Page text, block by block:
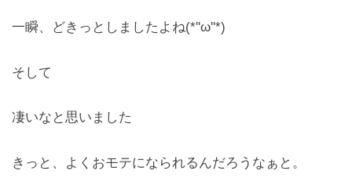
一瞬、どきっとしましたよね(*''ω''*)
そして
凄いなと思いました
きっと、よくおモテになられるんだろうなぁと。